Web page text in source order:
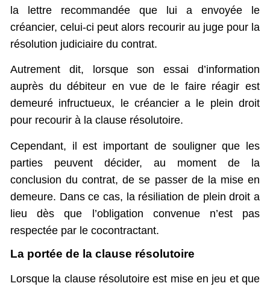
la lettre recommandée que lui a envoyée le
créancier, celui-ci peut alors recourir au juge pour la
résolution judiciaire du contrat.
Autrement dit, lorsque son essai d’information
auprès du débiteur en vue de le faire réagir est
demeuré infructueux, le créancier a le plein droit
pour recourir à la clause résolutoire.
Cependant, il est important de souligner que les
parties peuvent décider, au moment de la
conclusion du contrat, de se passer de la mise en
demeure. Dans ce cas, la résiliation de plein droit a
lieu dès que l’obligation convenue n’est pas
respectée par le cocontractant.
La portée de la clause résolutoire
Lorsque la clause résolutoire est mise en jeu et que